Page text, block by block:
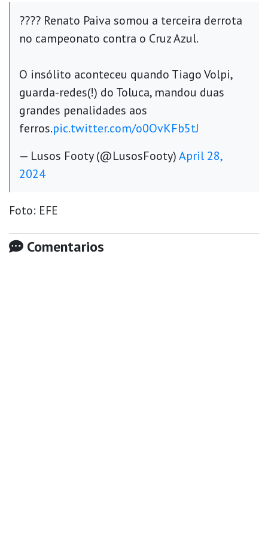
???? Renato Paiva somou a terceira derrota
no campeonato contra o Cruz Azul.
O insólito aconteceu quando Tiago Volpi,
guarda-redes(!) do Toluca, mandou duas
grandes penalidades aos
ferros.pic.twitter.com/o0OvKFb5tJ
— Lusos Footy (@LusosFooty)April 28,
2024
Foto: EFE
Comentarios